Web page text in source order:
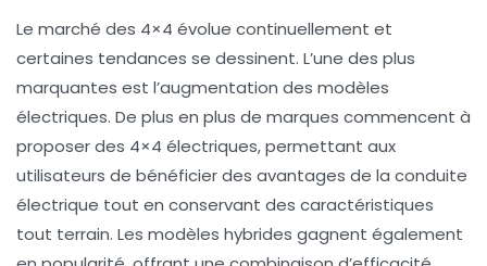
Le marché des 4×4 évolue continuellement et
certaines tendances se dessinent. L’une des plus
marquantes est l’augmentation des modèles
électriques. De plus en plus de marques commencent à
proposer des 4×4 électriques, permettant aux
utilisateurs de bénéficier des avantages de la conduite
électrique tout en conservant des caractéristiques
tout terrain. Les modèles hybrides gagnent également